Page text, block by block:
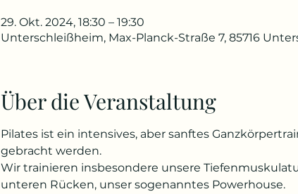
29. Okt. 2024, 18:30 – 19:30
Unterschleißheim, Max-Planck-Straße 7, 85716
Über die Veranstaltung
Pilates ist ein intensives, aber sanftes
gebracht werden.
Wir trainieren insbesondere unsere
unteren Rücken, unser sogenanntes Powerhouse.